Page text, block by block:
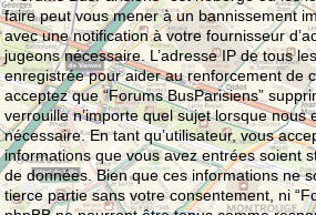
faire peut vous mener à un bannissement
avec une notification à votre fournisseur
jugeons nécessaire. L’adresse IP de tous
enregistrée pour aider au renforcement de
acceptez que “Forums BusParisiens”
verrouille n’importe quel sujet lorsque nous
nécessaire. En tant qu’utilisateur, vous
informations que vous avez entrées soient
de données. Bien que ces informations ne
tierce partie sans votre consentement, ni